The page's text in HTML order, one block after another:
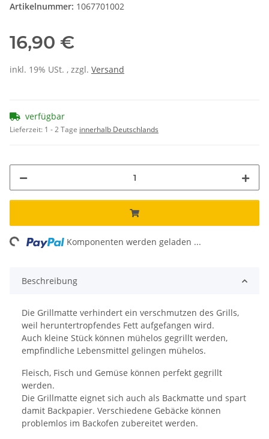
Artikelnummer: 1067701002
16,90 €
inkl. 19% USt. , zzgl. Versand
verfügbar
Lieferzeit: 1 - 2 Tage innerhalb Deutschlands
Komponenten werden geladen ...
Beschreibung
Die Grillmatte verhindert ein verschmutzen des Grills,
weil heruntertropfendes Fett aufgefangen wird.
Auch kleine Stück können mühelos gegrillt werden,
empfindliche Lebensmittel gelingen mühelos.
Fleisch, Fisch und Gemüse können perfekt gegrillt
werden.
Die Grillmatte eignet sich auch als Backmatte und spart
damit Backpapier. Verschiedene Gebäcke können
problemlos im Backofen zubereitet werden.